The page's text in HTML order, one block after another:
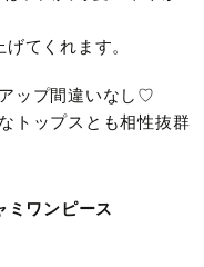
てくれます。
ップ間違いなし♡
トップスとも相性抜群
ワンピース